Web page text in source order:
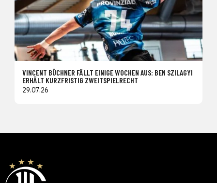
VINCENT BÜCHNER FÄLLT EINIGE WOCHEN AUS: BEN SZILAGYI
ERHÄLT KURZFRISTIG ZWEITSPIELRECHT
29.07.26